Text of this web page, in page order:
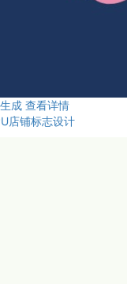
成 查看详情
店铺标志设计